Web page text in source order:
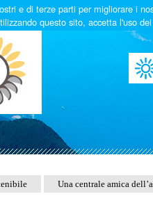
e di terze parti per migliorare i
questo sito, accetta l'uso
Una centrale amica